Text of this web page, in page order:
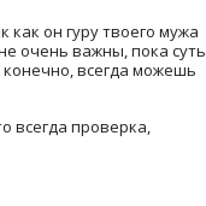
он гуру твоего мужа
очень важны, пока суть
конечно, всегда можешь
всегда проверка,